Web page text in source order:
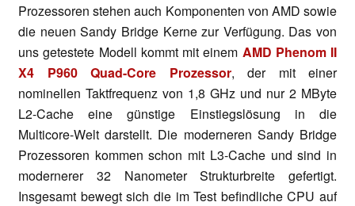
Prozessoren stehen auch Komponenten von AMD sowie
die neuen Sandy Bridge Kerne zur Verfügung. Das von
uns getestete Modell kommt mit einem AMD Phenom II
X4 P960 Quad-Core Prozessor, der mit einer
nominellen Taktfrequenz von 1,8 GHz und nur 2 MByte
L2-Cache eine günstige Einstiegslösung in die
Multicore-Welt darstellt. Die moderneren Sandy Bridge
Prozessoren kommen schon mit L3-Cache und sind in
modernerer 32 Nanometer Strukturbreite gefertigt.
Insgesamt bewegt sich die im Test befindliche CPU auf